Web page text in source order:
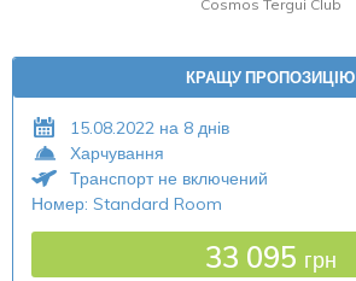
Cosmos Tergui Club
КРАЩУ ПРОПОЗИЦІЮ
15.08.2022 на 8 днів
Харчування
Транспорт не включений
Номер: Standard Room
33 095 грн